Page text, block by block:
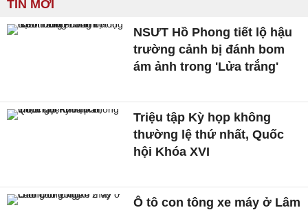
TIN MỚI
NSƯT Hồ Phong tiết lộ hậu
trường cảnh bị đánh bom
ám ảnh trong 'Lửa trắng'
Triệu tập Kỳ họp không
thường lệ thứ nhất, Quốc
hội Khóa XVI
Ô tô con tông xe máy ở Lâm